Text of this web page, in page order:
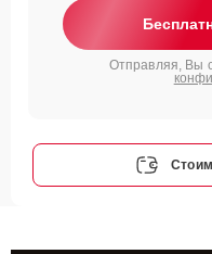
Отправляя, Вы